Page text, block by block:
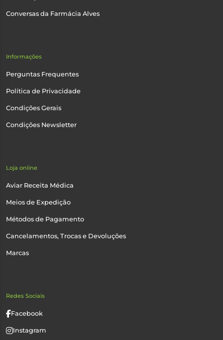
Conversas da Farmácia Alves
Informações
Perguntas Frequentes
Política de Privacidade
Condições Gerais
Condições Newsletter
Loja online
Aviar Receita Médica
Meios de Expedição
Métodos de Pagamento
Cancelamentos, Trocas e Devoluções
Marcas
Redes Sociais
Facebook
Instagram